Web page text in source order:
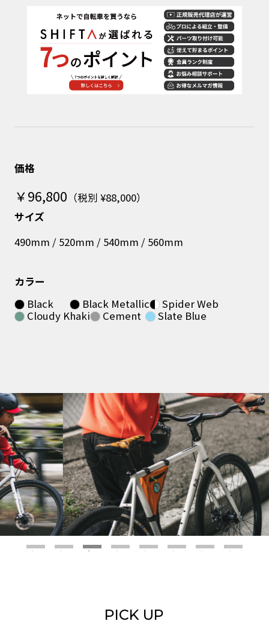
価格
￥96,800 （税別 ¥88,000）
サイズ
490mm / 520mm / 540mm / 560mm
カラー
Black
Black Metallic
Spider Web
Cloudy Khaki
Cement Slate Blue
PICK UP